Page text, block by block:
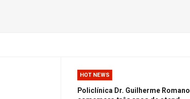
HOT NEWS
Policlínica Dr. Guilherme Romano